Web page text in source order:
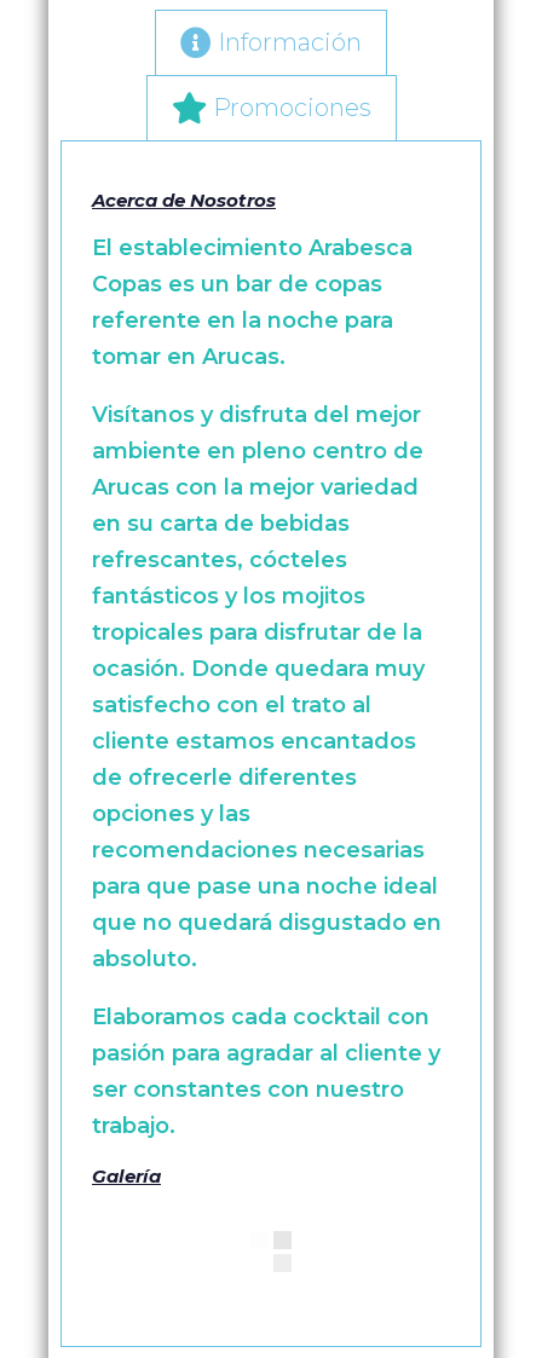
Información
Promociones
Acerca de Nosotros
El establecimiento Arabesca
Copas es un bar de copas
referente en la noche para
tomar en Arucas.
Visítanos y disfruta del mejor
ambiente en pleno centro de
Arucas con la mejor variedad
en su carta de bebidas
refrescantes, cócteles
fantásticos y los mojitos
tropicales para disfrutar de la
ocasión. Donde quedara muy
satisfecho con el trato al
cliente estamos encantados
de ofrecerle diferentes
opciones y las
recomendaciones necesarias
para que pase una noche ideal
que no quedará disgustado en
absoluto.
Elaboramos cada cocktail con
pasión para agradar al cliente y
ser constantes con nuestro
trabajo.
Galería